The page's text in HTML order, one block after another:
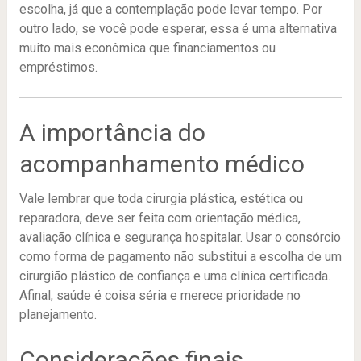
escolha, já que a contemplação pode levar tempo. Por
outro lado, se você pode esperar, essa é uma alternativa
muito mais econômica que financiamentos ou
empréstimos.
A importância do
acompanhamento médico
Vale lembrar que toda cirurgia plástica, estética ou
reparadora, deve ser feita com orientação médica,
avaliação clínica e segurança hospitalar. Usar o consórcio
como forma de pagamento não substitui a escolha de um
cirurgião plástico de confiança e uma clínica certificada.
Afinal, saúde é coisa séria e merece prioridade no
planejamento.